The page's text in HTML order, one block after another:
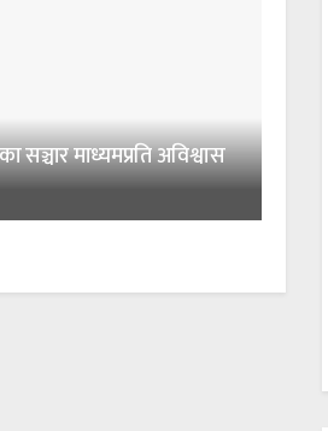
सञ्चार माध्यमप्रति अविश्वास